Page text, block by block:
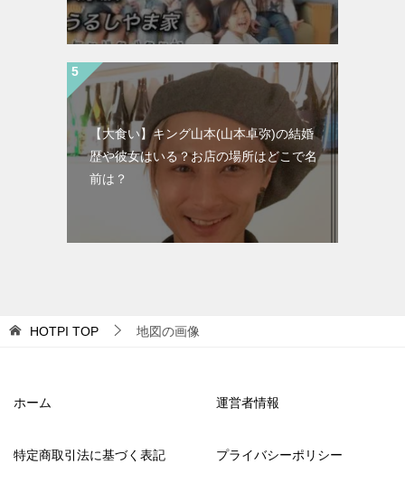
【大食い】キング山本(山本卓弥)の結婚
歴や彼女はいる？お店の場所はどこで名
前は？
HOTPI TOP 地図の画像
ホーム 運営者情報
特定商取引法に基づく表記 プライバシーポリシー